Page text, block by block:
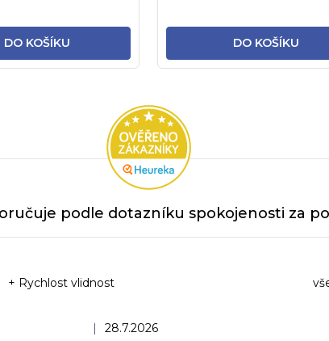
DO KOŠÍKU DO KOŠÍKU
podle dotazníku spokojenosti za
Hodnocení obchodu je 5 z 5 hvězdiček.
28.7.2026
+ Rychlost vlidnost